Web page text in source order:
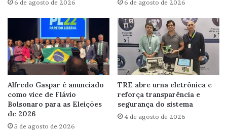
6 de agosto de 2026 6 de agosto de 2026
Alfredo Gaspar é anunciado
como vice de Flávio
Bolsonaro para as Eleições
de 2026
5 de agosto de 2026
TRE abre urna eletrônica e
reforça transparência e
segurança do sistema
4 de agosto de 2026